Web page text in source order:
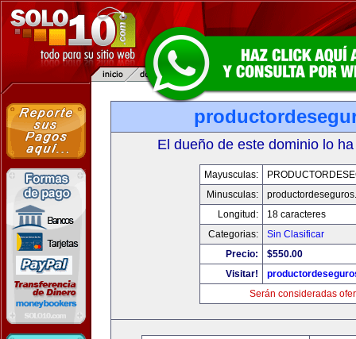
El dueño de este dominio lo
Mayusculas:
Minusculas:
Longitud:
18 caracteres
Categorias:
Sin Clasificar
Precio:
$550.00
Visitar!
Serán consideradas